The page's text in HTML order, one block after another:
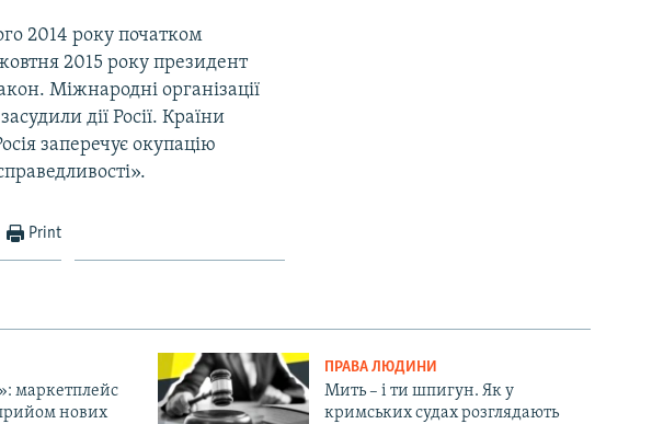
2014 року початком
2015 року президент
Міжнародні організації
дії Росії. Країни
заперечує окупацію
Print
маркетплейс
нових
ПРАВА ЛЮДИНИ
Мить – і ти шпигун. Як у
кримських судах розглядають